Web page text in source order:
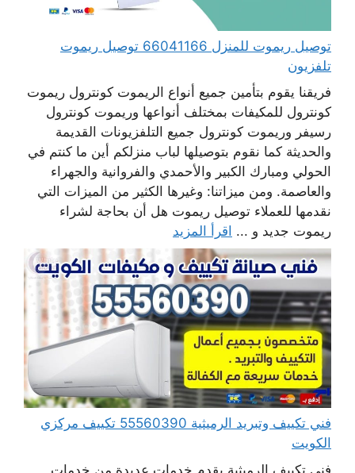
توصيل ريموت للمنزل 66041166 توصيل ريموت
تلفزيون
فريقنا يقوم بتأمين جميع أنواع الريموت كونترول ريموت
كونترول للمكيفات بمختلف أنواعها وريموت كونترول
رسيفر وريموت كونترول جميع التلفزيونات القديمة
والحديثة كما نقوم بتوصيلها لباب منزلكم أين ما كنتم في
الحولي ومبارك الكبير والأحمدي والفروانية والجهراء
والعاصمة. ومن ميزاتنا: وغيرها الكثير من الميزات التي
نقدمها للعملاء توصيل ريموت هل أن بحاجة لشراء
ريموت جديد و ... اقرأ المزيد
فني تكييف وتبريد الرميثية 55560390 تكييف مركزي
الكويت
فني تكييف الرميثية يقدم خدمات عديدة من خدمات